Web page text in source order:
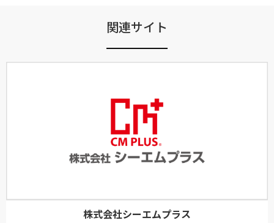
関連サイト
株式会社シーエムプラス